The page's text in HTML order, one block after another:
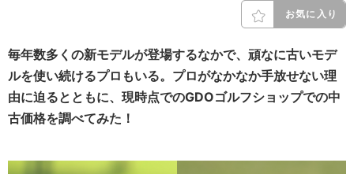
お気に入り
毎年数多くの新モデルが登場するなかで、頑なに古いモデ
ルを使い続けるプロもいる。プロがなかなか手放せない理
由に迫るとともに、現時点でのGDOゴルフショップでの中
古価格を調べてみた！